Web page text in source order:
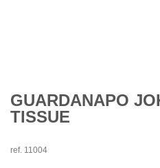
GUARDANAPO
TISSUE
ref. 11004